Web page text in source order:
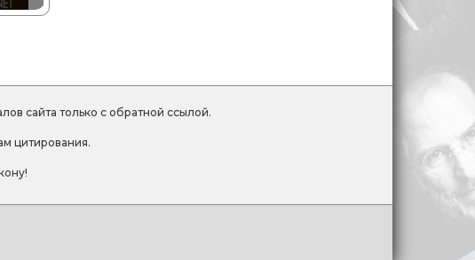
сайта только с обратной ссылой.
цитирования.